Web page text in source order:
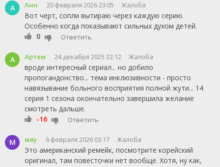
А Анн 20 февраля 2026 23:05 Жалоба
Вот черт, сопли вытираю через каждую серию.
Особенно когда показывают сильных духом детей.
0
Ответить
А Артем 24 декабря 2025 22:12 Жалоба
вроде интересный сериал... но добило
пропогандонство... тема инклюзивности - просто
навязывание больного восприятия полной жути... 14
серия 1 сезона окончательно завершила желание
смотреть дальше.
-16
Ответить
М мяу 6 февраля 2026 03:17 Жалоба
Это американский ремейк, посмотрите корейский
оригинал, там повесточки нет вообще. Хотя, ну как,